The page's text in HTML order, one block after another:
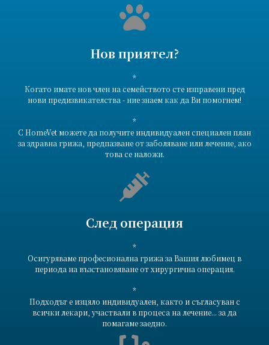
Нов приятел?
*
Когато имате нов член на семейството сте изправени пред
нови предизвикателства - ние знаем как да Ви помогнем!
*
С HomeVet можете да получите индивидуален специален план
за здравна грижа, предпазване от заболяване или лечение, ако
това се наложи.
След операция
*
Осигуряваме професионална грижа за Вашия любимец в
периода на възстановяване от хирургична операция.
*
Подходът е изцяло индивидуален, както и съгласуван с
всички лекари, участвали в процеса на лечение... за да
помагаме заедно.